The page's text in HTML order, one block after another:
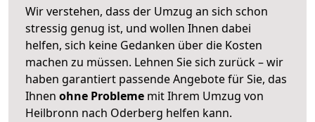
Wir verstehen, dass der Umzug an sich schon
stressig genug ist, und wollen Ihnen dabei
helfen, sich keine Gedanken über die Kosten
machen zu müssen. Lehnen Sie sich zurück – wir
haben garantiert passende Angebote für Sie, das
Ihnen ohne Probleme mit Ihrem Umzug von
Heilbronn nach Oderberg helfen kann.